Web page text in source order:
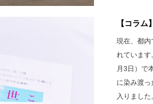
【コラ
現在、都
れています
月3日）で
に染み渡
入りました